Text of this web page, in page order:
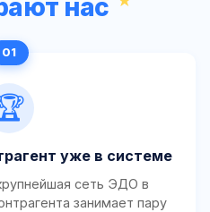
нас
уже в системе
сеть ЭДО в
занимает пару